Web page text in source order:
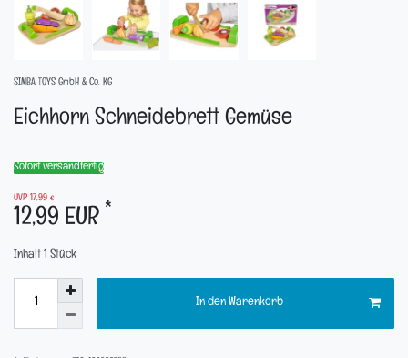
SIMBA TOYS GmbH & Co. KG
Eichhorn Schneidebrett Gemüse
Sofort versandfertig
UVP 17,99 €
12,99 EUR
*
Inhalt Stück
In den Warenkorb